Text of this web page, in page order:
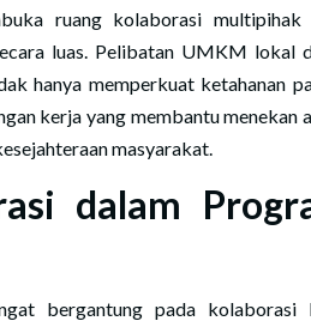
ruang kolaborasi multipihak
luas. Pelibatan UMKM lokal
hanya memperkuat ketahanan
kerja yang membantu menekan
masyarakat.
dalam
bergantung pada kolaborasi